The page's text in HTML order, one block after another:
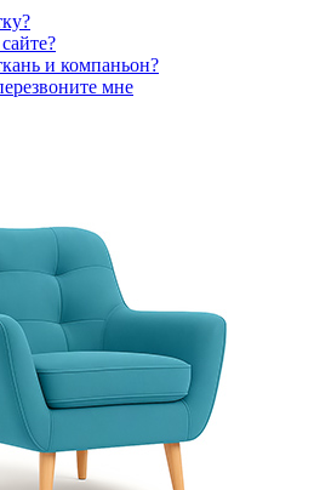
и компаньон?
мне